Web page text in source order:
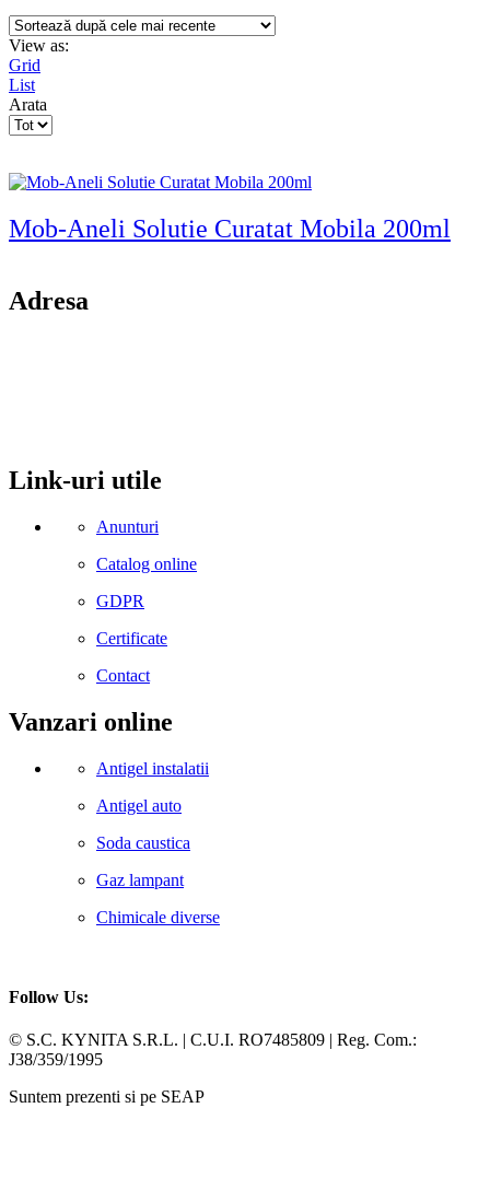
View as:
Grid
List
Arata
Products
Mob-Aneli Solutie Curatat Mobila 200ml
Adresa
Link-uri utile
Anunturi
Catalog online
GDPR
Certificate
Contact
Vanzari online
Antigel instalatii
Antigel auto
Soda caustica
Gaz lampant
Chimicale diverse
Follow Us:
Facebook
Whatsapp
© S.C. KYNITA S.R.L. | C.U.I. RO7485809 | Reg. Com.:
J38/359/1995
Suntem prezenti si pe SEAP